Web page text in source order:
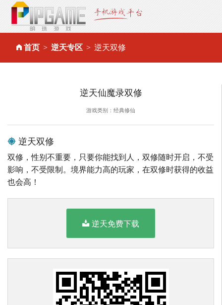
首页 逆天专区 逆天双修
逆天仙魔录双修
游戏类别：经典修仙
逆天双修
双修，性别不重要，只要你能找到人，双修随时开启，不受
影响，不受限制。境界能力高的玩家，在双修时获得的收益
也会高！
逆天免费下载